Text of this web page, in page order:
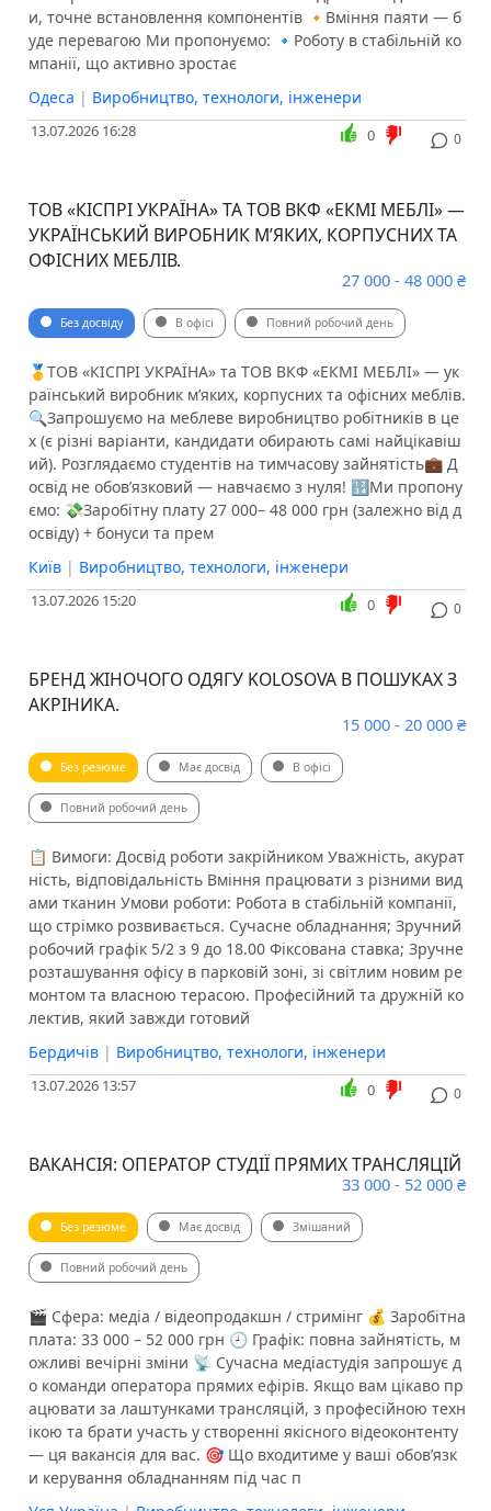
и, точне встановлення компонентів 🔸Вміння паяти — б
уде перевагою Ми пропонуємо: 🔹Роботу в стабільній ко
мпанії, що активно зростає
Одеса | Виробництво, технологи, інженери
13.07.2026 16:28 0
0
ТОВ «КІСПРІ УКРАЇНА» ТА ТОВ ВКФ «ЕКМІ МЕБЛІ» —
УКРАЇНСЬКИЙ ВИРОБНИК М’ЯКИХ, КОРПУСНИХ ТА
ОФІСНИХ МЕБЛІВ.
27 000 - 48 000 ₴
Без досвіду В офісі Повний робочий день
🥇ТОВ «КІСПРІ УКРАЇНА» та ТОВ ВКФ «ЕКМІ МЕБЛІ» — ук
раїнський виробник м’яких, корпусних та офісних меблів.
🔍Запрошуємо на меблеве виробництво робітників в це
х (є різні варіанти, кандидати обирають самі найцікавіш
ий). Розглядаємо студентів на тимчасову зайнятість💼 Д
освід не обов’язковий — навчаємо з нуля! 🔢Ми пропону
ємо: 💸Заробітну плату 27 000– 48 000 грн (залежно від д
освіду) + бонуси та прем
Київ | Виробництво, технологи, інженери
13.07.2026 15:20 0
0
БРЕНД ЖІНОЧОГО ОДЯГУ KOLOSOVA В ПОШУКАХ З
АКРІНИКА.
15 000 - 20 000 ₴
Без резюме Має досвід В офісі
Повний робочий день
📋 Вимоги: Досвід роботи закрійником Уважність, акурат
ність, відповідальність Вміння працювати з різними вид
ами тканин Умови роботи: Робота в стабільній компанії,
що стрімко розвивається. Сучасне обладнання; Зручний
робочий графік 5/2 з 9 до 18.00 Фіксована ставка; Зручне
розташування офісу в парковій зоні, зі світлим новим ре
монтом та власною терасою. Професійний та дружній ко
лектив, який завжди готовий
Бердичів | Виробництво, технологи, інженери
13.07.2026 13:57 0
0
ВАКАНСІЯ: ОПЕРАТОР СТУДІЇ ПРЯМИХ ТРАНСЛЯЦІЙ
33 000 - 52 000 ₴
Без резюме Має досвід Змішаний
Повний робочий день
🎬 Сфера: медіа / відеопродакшн / стримінг 💰 Заробітна
плата: 33 000 – 52 000 грн 🕘 Графік: повна зайнятість, м
ожливі вечірні зміни 📡 Сучасна медіастудія запрошує д
о команди оператора прямих ефірів. Якщо вам цікаво пр
ацювати за лаштунками трансляцій, з професійною техн
ікою та брати участь у створенні якісного відеоконтенту
— ця вакансія для вас. 🎯 Що входитиме у ваші обов’язк
и керування обладнанням під час п